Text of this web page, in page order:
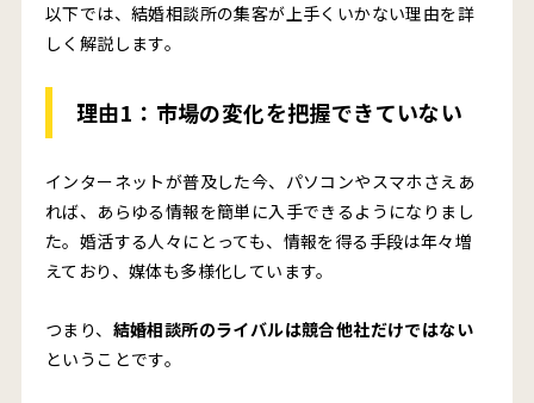
口コミ件数を増やす仕組みづくりをする
以下では、結婚相談所の集客が上手くいかない理由を詳
しく解説します。
理由1： 市場の変化を把握できていない
インターネットが普及した今、パソコンやスマホさえあ
れば、あらゆる情報を簡単に入手できるようになりまし
た。婚活する人々にとっても、情報を得る手段は年々増
えており、媒体も多様化しています。
つまり、 結婚相談所のライバルは競合他社だけではない
ということです。